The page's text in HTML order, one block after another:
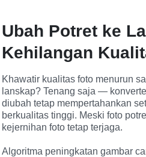
Ubah Potret ke
Kehilangan
Khawatir kualitas foto menurun
lanskap? Tenang saja —
diubah tetap mempertahankan
berkualitas tinggi. Meski foto
kejernihan foto tetap terjaga.
Algoritma peningkatan gambar